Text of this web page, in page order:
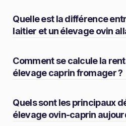
Quelle est la différence
laitier et un élevage ovin
Comment se calcule la
élevage caprin fromager ?
Quels sont les principaux
élevage ovin-caprin